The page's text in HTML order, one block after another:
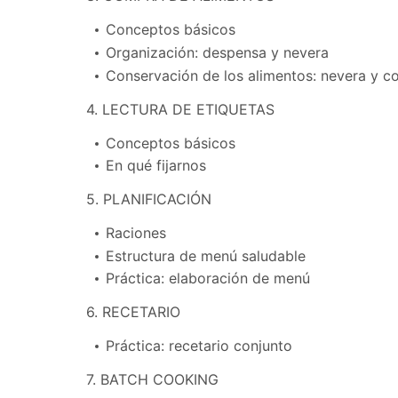
Conceptos básicos
Organización: despensa y nevera
Conservación de los alimentos: nevera y
4. LECTURA DE ETIQUETAS
Conceptos básicos
En qué fijarnos
5. PLANIFICACIÓN
Raciones
Estructura de menú saludable
Práctica: elaboración de menú
6. RECETARIO
Práctica: recetario conjunto
7. BATCH COOKING